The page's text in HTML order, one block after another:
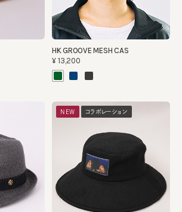
HK GROOVE MESH CAS
¥13,200
NEW コラボレーション